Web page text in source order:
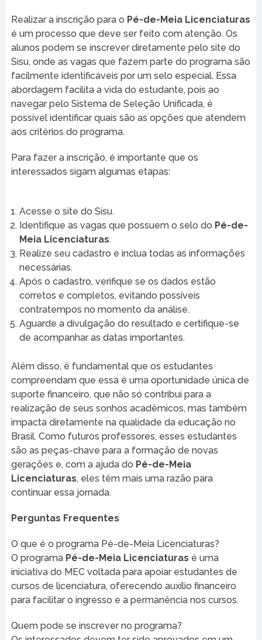
Realizar a inscrição para o Pé-de-Meia Licenciaturas
é um processo que deve ser feito com atenção. Os
alunos podem se inscrever diretamente pelo site do
Sisu, onde as vagas que fazem parte do programa são
facilmente identificáveis por um selo especial. Essa
abordagem facilita a vida do estudante, pois ao
navegar pelo Sistema de Seleção Unificada, é
possível identificar quais são as opções que atendem
aos critérios do programa.
Para fazer a inscrição, é importante que os
interessados sigam algumas etapas:
Acesse o site do Sisu.
Identifique as vagas que possuem o selo do Pé-de-
Meia Licenciaturas.
Realize seu cadastro e inclua todas as informações
necessárias.
Após o cadastro, verifique se os dados estão
corretos e completos, evitando possíveis
contratempos no momento da análise.
Aguarde a divulgação do resultado e certifique-se
de acompanhar as datas importantes.
Além disso, é fundamental que os estudantes
compreendam que essa é uma oportunidade única de
suporte financeiro, que não só contribui para a
realização de seus sonhos acadêmicos, mas também
impacta diretamente na qualidade da educação no
Brasil. Como futuros professores, esses estudantes
são as peças-chave para a formação de novas
gerações e, com a ajuda do Pé-de-Meia
Licenciaturas, eles têm mais uma razão para
continuar essa jornada.
Perguntas Frequentes
O que é o programa Pé-de-Meia Licenciaturas?
O programa Pé-de-Meia Licenciaturas é uma
iniciativa do MEC voltada para apoiar estudantes de
cursos de licenciatura, oferecendo auxílio financeiro
para facilitar o ingresso e a permanência nos cursos.
Quem pode se inscrever no programa?